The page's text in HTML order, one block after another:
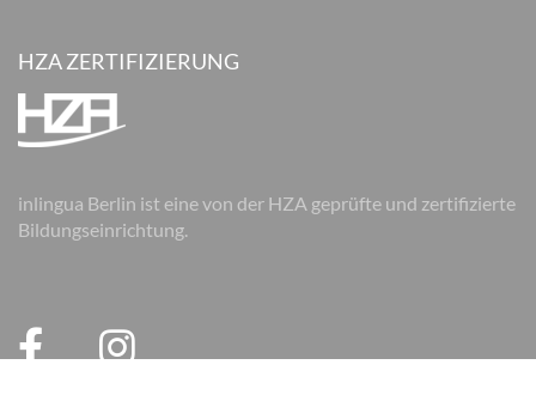
HZA ZERTIFIZIERUNG
inlingua Berlin ist eine von der HZA geprüfte und zertifizierte
Bildungseinrichtung.